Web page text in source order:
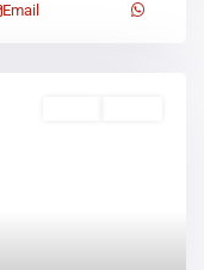
Email